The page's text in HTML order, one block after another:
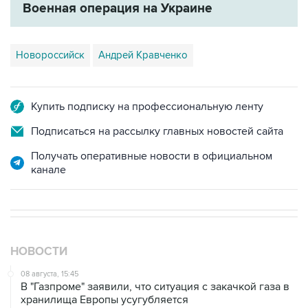
Военная операция на Украине
Новороссийск Андрей Кравченко
Купить подписку на профессиональную ленту
Подписаться на рассылку главных новостей сайта
Получать оперативные новости в официальном
канале
НОВОСТИ
08 августа, 15:45
В "Газпроме" заявили, что ситуация с закачкой газа в
хранилища Европы усугубляется